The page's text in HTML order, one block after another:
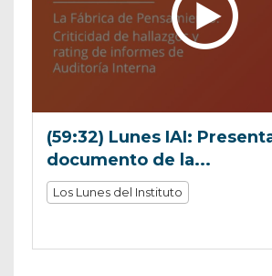
(59:32) Lunes IAI:
documento de la...
Los Lunes del Instituto